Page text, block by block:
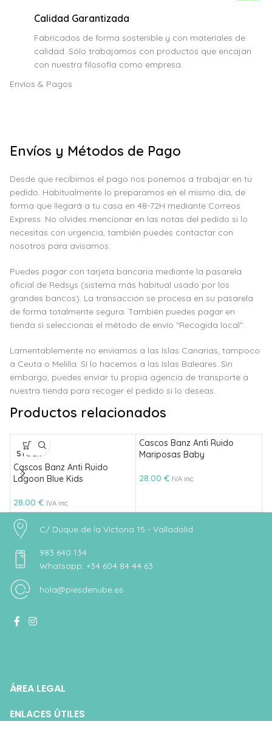
Calidad Garantizada
Fabricados de forma sostenible y con materiales de
calidad. Sólo trabajamos con productos que encajan
con nuestra filosofía como empresa.
Envíos & Pagos
Envíos y Métodos de Pago
Desde que recibimos el pago nos ponemos a trabajar en tu
pedido. Habitualmente lo preparamos en el mismo día, de
forma que llegará a tu casa en 48-72H mediante Correos
Express. No olvides mencionar en las notas del pedido si lo
necesitas con urgencia, también puedes contactar con
nosotros para avisarnos.
Puedes pagar con tarjeta bancaria mediante la pasarela
oficial de Redsys (sistema más habitual usado por los
grandes bancos). La transacción se procesa en su pasarela
de forma totalmente segura. También puedes pagar en
tienda si seleccionas el método de envío "Recogida local".
Lamentablemente no enviamos a las Islas Canarias, tampoco
a Ceuta o Melilla. Sí lo hacemos a las Islas Baleares. Sin
embargo, puedes enviar tu propia agencia de transporte a
nuestra tienda para recoger el pedido si lo deseas.
Productos relacionados
SIN
STOCK
Cascos Banz Anti Ruido
Lagoon Blue Kids
28.00 € IVA inc.
Cascos Banz Anti Ruido
Mariposas Baby
28.00 € IVA inc.
C/ Duque de la Victoria 15 - Valladolid
983 640 134
Whatsapp: +34 604 84 44 63
hola@piesdenube.es
ÁREA LEGAL
ENLACES ÚTILES